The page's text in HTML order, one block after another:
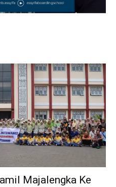
Majalengka Ke